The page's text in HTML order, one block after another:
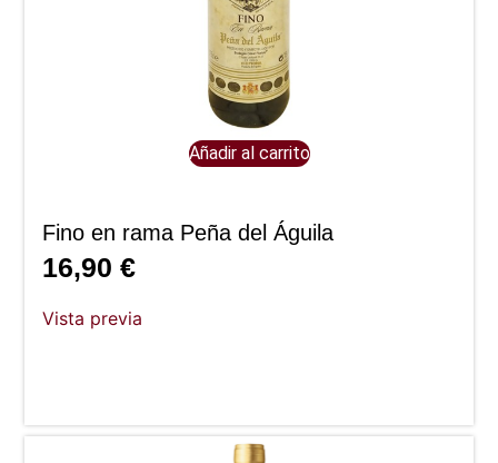
Añadir al carrito
Fino en rama Peña del Águila
16,90€
Vista previa